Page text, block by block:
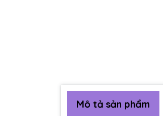
Mô tả sản phẩm